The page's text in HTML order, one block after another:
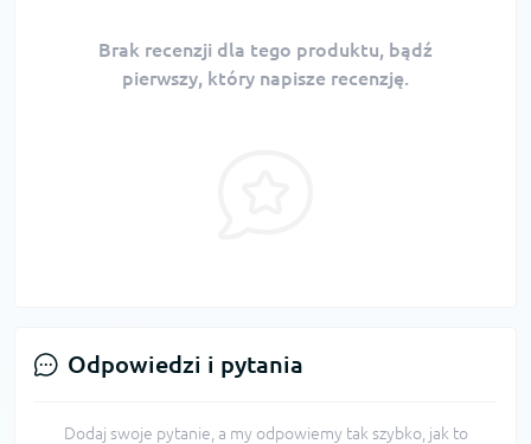
Brak recenzji dla tego produktu, bądź
pierwszy, który napisze recenzję.
Odpowiedzi i pytania
Dodaj swoje pytanie, a my odpowiemy tak szybko, jak to